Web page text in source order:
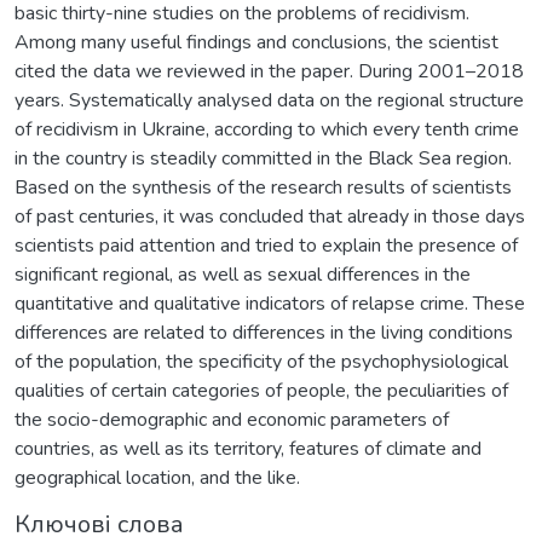
basic thirty-nine studies on the problems of recidivism.
Among many useful findings and conclusions, the scientist
cited the data we reviewed in the paper. During 2001–2018
years. Systematically analysed data on the regional structure
of recidivism in Ukraine, according to which every tenth crime
in the country is steadily committed in the Black Sea region.
Based on the synthesis of the research results of scientists
of past centuries, it was concluded that already in those days
scientists paid attention and tried to explain the presence of
significant regional, as well as sexual differences in the
quantitative and qualitative indicators of relapse crime. These
differences are related to differences in the living conditions
of the population, the specificity of the psychophysiological
qualities of certain categories of people, the peculiarities of
the socio-demographic and economic parameters of
countries, as well as its territory, features of climate and
geographical location, and the like.
Ключові слова